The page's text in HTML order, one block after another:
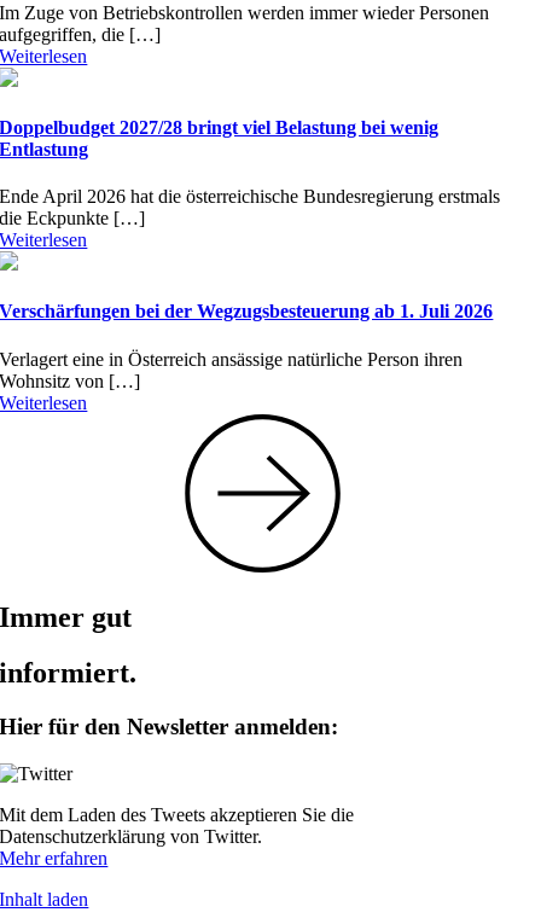
Im Zuge von Betriebskontrollen werden immer wieder Personen
aufgegriffen, die […]
Weiterlesen
Doppelbudget 2027/28 bringt viel Belastung bei wenig
Entlastung
Ende April 2026 hat die österreichische Bundesregierung erstmals
die Eckpunkte […]
Weiterlesen
Verschärfungen bei der Wegzugsbesteuerung ab 1. Juli 2026
Verlagert eine in Österreich ansässige natürliche Person ihren
Wohnsitz von […]
Weiterlesen
Immer gut
informiert.
Hier für den Newsletter anmelden:
Mit dem Laden des Tweets akzeptieren Sie die
Datenschutzerklärung von Twitter.
Mehr erfahren
Inhalt laden